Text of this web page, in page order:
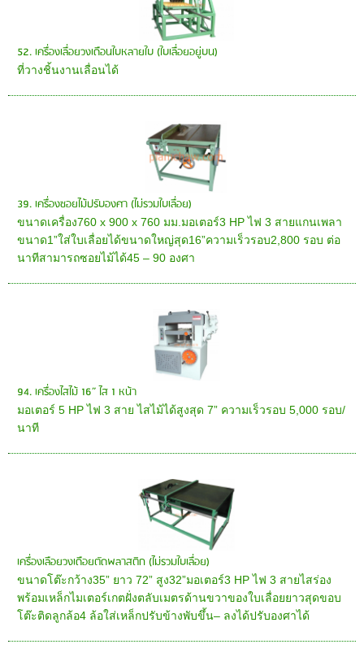
52. เครื่องเลื่อยวงเดือนใบหลายใบ (ใบเลื่อยอยู่บน)
ที่วางชิ้นงานเลื่อนได้
39. เครื่องซอยไม้ปรับองศา (ไม่รวมใบเลื่อย)
ขนาดเครื่อง760 x 900 x 760 มม.มอเตอร์3 HP ไฟ 3 สายแกนเพลา
ขนาด1”ใส่ใบเลื่อยได้ขนาดใหญ่สุด16”ความเร็วรอบ2,800 รอบ ต่อ
นาทีสามารถซอยไม้ได้45 – 90 องศา
94. เครื่องไสไม้ 16” ไส 1 หน้า
มอเตอร์ 5 HP ไฟ 3 สาย ไสไม้ได้สูงสุด 7” ความเร็วรอบ 5,000 รอบ/
นาที
เครื่องเลือยวงเดือยตัดพลาสติก (ไม่รวมใบเลื่อย)
ขนาดโต๊ะกว้าง35” ยาว 72” สูง32”มอเตอร์3 HP ไฟ 3 สายไสร่อง
พร้อมเหล็กไมเตอร์เกตฝั่งตลับเมตรด้านขวาของใบเลื่อยยาวสุดขอบ
โต๊ะติดลูกล้อ4 ล้อใส่เหล็กปรับข้างพับขึ้น– ลงได้ปรับองศาได้